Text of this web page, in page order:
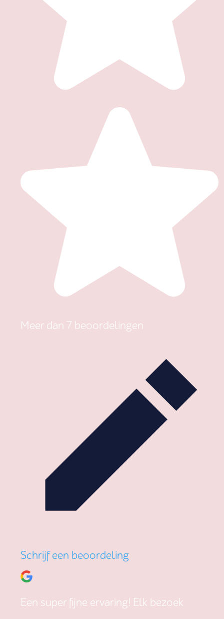
Meer dan 7 beoordelingen
Schrijf een beoordeling
Een super fijne ervaring! Elk bezoek